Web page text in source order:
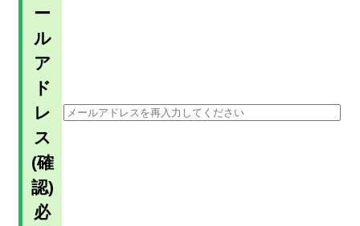
ー
ル
ア
ド
レ
ス
(確
認)
必